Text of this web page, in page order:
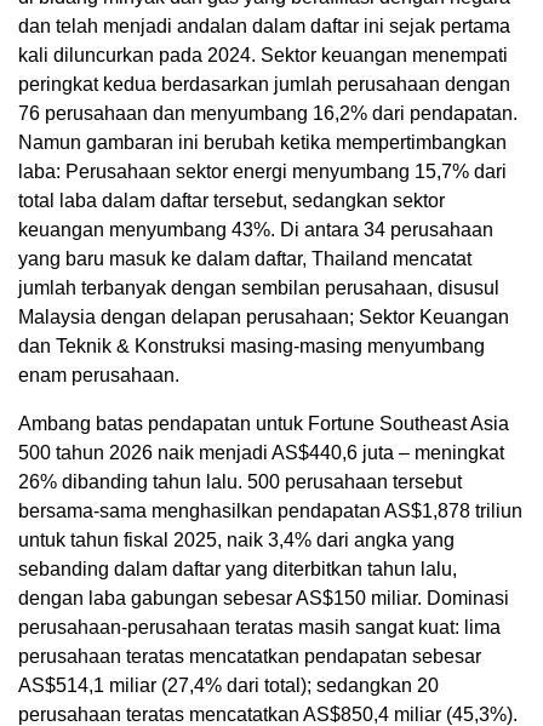
dan telah menjadi andalan dalam daftar ini sejak pertama
kali diluncurkan pada 2024. Sektor keuangan menempati
peringkat kedua berdasarkan jumlah perusahaan dengan
76 perusahaan dan menyumbang 16,2% dari pendapatan.
Namun gambaran ini berubah ketika mempertimbangkan
laba: Perusahaan sektor energi menyumbang 15,7% dari
total laba dalam daftar tersebut, sedangkan sektor
keuangan menyumbang 43%. Di antara 34 perusahaan
yang baru masuk ke dalam daftar, Thailand mencatat
jumlah terbanyak dengan sembilan perusahaan, disusul
Malaysia dengan delapan perusahaan; Sektor Keuangan
dan Teknik & Konstruksi masing-masing menyumbang
enam perusahaan.
Ambang batas pendapatan untuk Fortune Southeast Asia
500 tahun 2026 naik menjadi AS$440,6 juta – meningkat
26% dibanding tahun lalu. 500 perusahaan tersebut
bersama-sama menghasilkan pendapatan AS$1,878 triliun
untuk tahun fiskal 2025, naik 3,4% dari angka yang
sebanding dalam daftar yang diterbitkan tahun lalu,
dengan laba gabungan sebesar AS$150 miliar. Dominasi
perusahaan-perusahaan teratas masih sangat kuat: lima
perusahaan teratas mencatatkan pendapatan sebesar
AS$514,1 miliar (27,4% dari total); sedangkan 20
perusahaan teratas mencatatkan AS$850,4 miliar (45,3%).